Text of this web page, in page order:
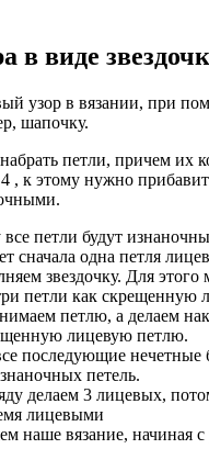
в виде
узор в вязании, при
шапочку.
петли, причем их
, к этому нужно
петли будут
сначала одна петля
звездочку. Для этого
петли как скрещенную
петлю, а делаем
лицевую петлю.
последующие нечетные
петель.
делаем 3 лицевых,
лицевыми
наше вязание, начиная